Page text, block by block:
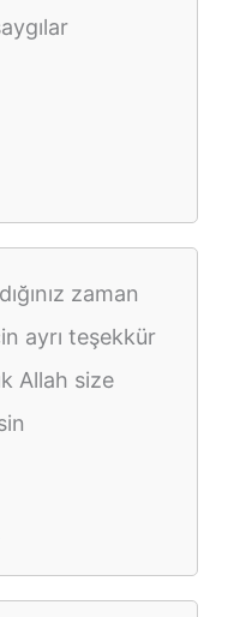
zaman
ayrı teşekkür
Allah size